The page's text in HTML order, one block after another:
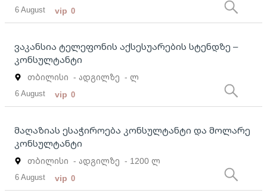
6 August vip 0
ვაკანსია ტელეფონის აქსესუარების სტენდზე –
კონსულტანტი
თბილისი - ადგილზე - ლ
6 August vip 0
მაღაზიას ესაჭიროება კონსულტანტი და მოლარე
კონსულტანტი
თბილისი - ადგილზე - 1200 ლ
6 August vip 0